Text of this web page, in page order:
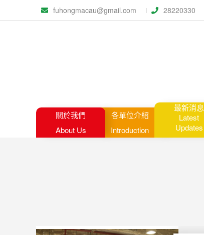
fuhongmacau@gmail.com 28220330
關於我們
About Us
各單位介紹
Introduction
最新消息
Latest
Updates